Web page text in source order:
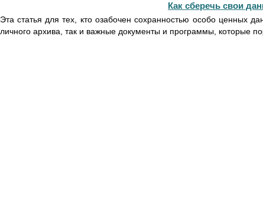
Как сберечь свои
Эта статья для тех, кто озабочен сохранностью особо ценных
личного архива, так и важные документы и программы, которые